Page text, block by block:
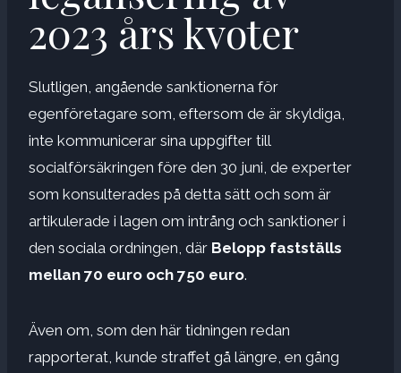
2023 års kvoter
Slutligen, angående sanktionerna för
egenföretagare som, eftersom de är skyldiga,
inte kommunicerar sina uppgifter till
socialförsäkringen före den 30 juni, de experter
som konsulterades på detta sätt och som är
artikulerade i lagen om intrång och sanktioner i
den sociala ordningen, där Belopp fastställs
mellan 70 euro och 750 euro.
Även om, som den här tidningen redan
rapporterat, kunde straffet gå längre, en gång